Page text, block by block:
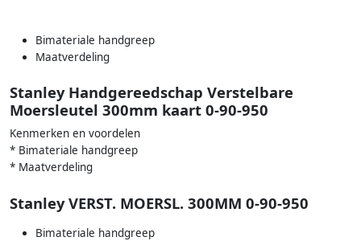
Bimateriale handgreep
Maatverdeling
Stanley Handgereedschap Verstelbare
Moersleutel 300mm kaart 0-90-950
Kenmerken en voordelen
* Bimateriale handgreep
* Maatverdeling
Stanley VERST. MOERSL. 300MM 0-90-950
Bimateriale handgreep